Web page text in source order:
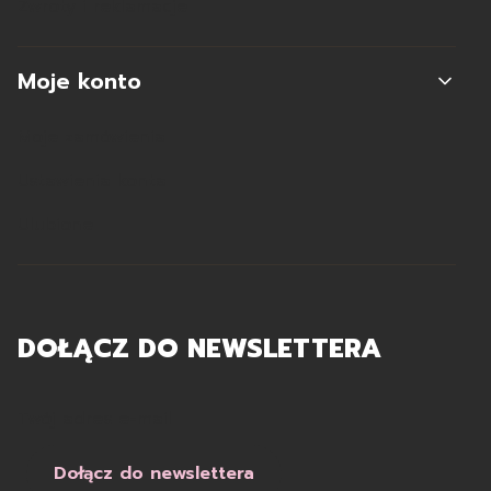
Moje konto
DOŁĄCZ DO NEWSLETTERA
Dołącz do newslettera